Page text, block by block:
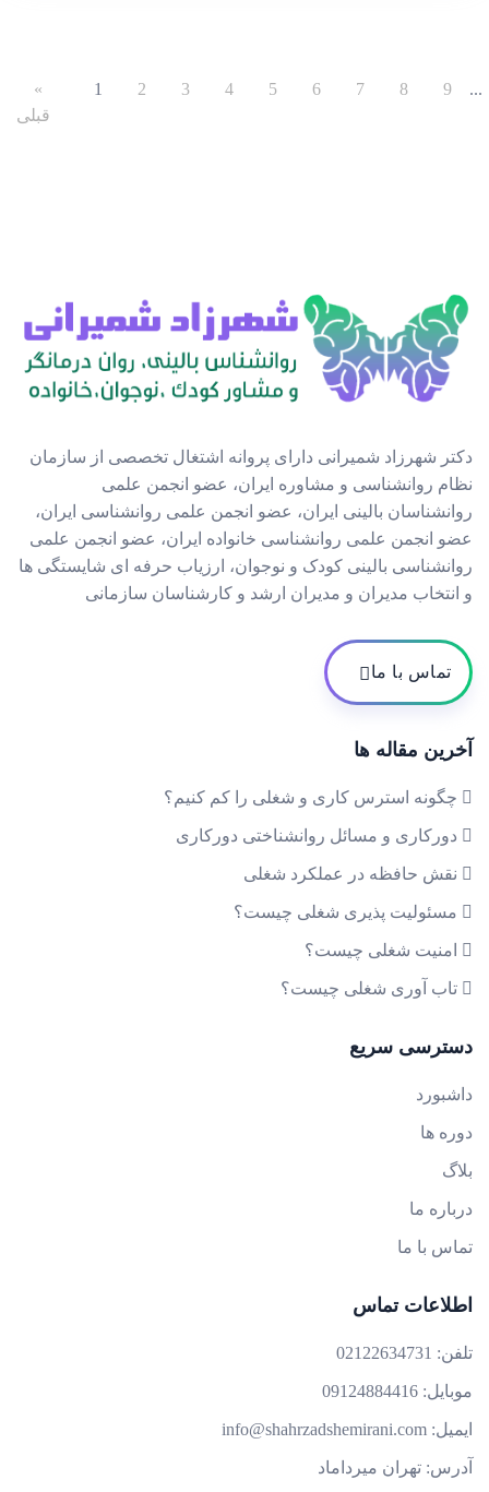
«
قبلی
1 2 3 4 5 6 7 8 9 ...
دکتر شهرزاد شمیرانی دارای پروانه اشتغال تخصصی از سازمان
نظام روانشناسی و مشاوره ایران، عضو انجمن علمی
روانشناسان بالینی ایران، عضو انجمن علمی روانشناسی ایران،
عضو انجمن علمی روانشناسی خانواده ایران، عضو انجمن علمی
روانشناسی بالینی کودک و نوجوان، ارزیاب حرفه ای شایستگی ها
و انتخاب مدیران و مدیران ارشد و کارشناسان سازمانی
تماس با ما
آخرین مقاله ها
چگونه استرس کاری و شغلی را کم کنیم؟
دورکاری و مسائل روانشناختی دورکاری
نقش حافظه در عملکرد شغلی
مسئولیت پذیری شغلی چیست؟
امنیت شغلی چیست؟
تاب آوری شغلی چیست؟
دسترسی سریع
داشبورد
دوره ها
بلاگ
درباره ما
تماس با ما
اطلاعات تماس
تلفن: 02122634731
موبایل: 09124884416
ایمیل: info@shahrzadshemirani.com
آدرس: تهران میرداماد